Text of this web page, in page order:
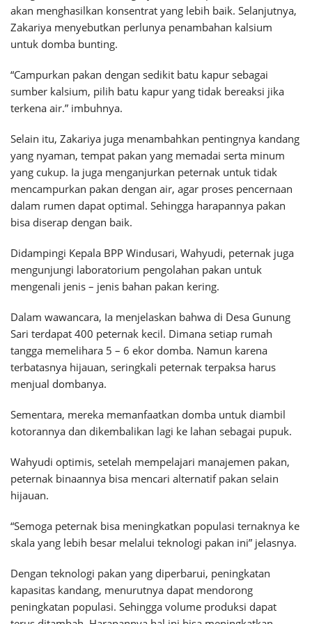
akan menghasilkan konsentrat yang lebih baik. Selanjutnya,
Zakariya menyebutkan perlunya penambahan kalsium
untuk domba bunting.
“Campurkan pakan dengan sedikit batu kapur sebagai
sumber kalsium, pilih batu kapur yang tidak bereaksi jika
terkena air.” imbuhnya.
Selain itu, Zakariya juga menambahkan pentingnya kandang
yang nyaman, tempat pakan yang memadai serta minum
yang cukup. Ia juga menganjurkan peternak untuk tidak
mencampurkan pakan dengan air, agar proses pencernaan
dalam rumen dapat optimal. Sehingga harapannya pakan
bisa diserap dengan baik.
Didampingi Kepala BPP Windusari, Wahyudi, peternak juga
mengunjungi laboratorium pengolahan pakan untuk
mengenali jenis – jenis bahan pakan kering.
Dalam wawancara, Ia menjelaskan bahwa di Desa Gunung
Sari terdapat 400 peternak kecil. Dimana setiap rumah
tangga memelihara 5 – 6 ekor domba. Namun karena
terbatasnya hijauan, seringkali peternak terpaksa harus
menjual dombanya.
Sementara, mereka memanfaatkan domba untuk diambil
kotorannya dan dikembalikan lagi ke lahan sebagai pupuk.
Wahyudi optimis, setelah mempelajari manajemen pakan,
peternak binaannya bisa mencari alternatif pakan selain
hijauan.
“Semoga peternak bisa meningkatkan populasi ternaknya ke
skala yang lebih besar melalui teknologi pakan ini” jelasnya.
Dengan teknologi pakan yang diperbarui, peningkatan
kapasitas kandang, menurutnya dapat mendorong
peningkatan populasi. Sehingga volume produksi dapat